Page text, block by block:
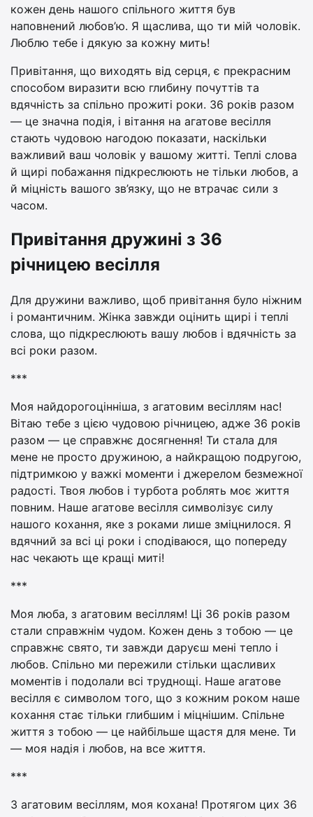
кожен день нашого спільного життя був
наповнений любов’ю. Я щаслива, що ти мій чоловік.
Люблю тебе і дякую за кожну мить!
Привітання, що виходять від серця, є прекрасним
способом виразити всю глибину почуттів та
вдячність за спільно прожиті роки. 36 років разом
— це значна подія, і вітання на агатове весілля
стають чудовою нагодою показати, наскільки
важливий ваш чоловік у вашому житті. Теплі слова
й щирі побажання підкреслюють не тільки любов, а
й міцність вашого зв’язку, що не втрачає сили з
часом.
Привітання дружині з 36
річницею весілля
Для дружини важливо, щоб привітання було ніжним
і романтичним. Жінка завжди оцінить щирі і теплі
слова, що підкреслюють вашу любов і вдячність за
всі роки разом.
***
Моя найдорогоцінніша, з агатовим весіллям нас!
Вітаю тебе з цією чудовою річницею, адже 36 років
разом — це справжнє досягнення! Ти стала для
мене не просто дружиною, а найкращою подругою,
підтримкою у важкі моменти і джерелом безмежної
радості. Твоя любов і турбота роблять моє життя
повним. Наше агатове весілля символізує силу
нашого кохання, яке з роками лише зміцнилося. Я
вдячний за всі ці роки і сподіваюся, що попереду
нас чекають ще кращі миті!
***
Моя люба, з агатовим весіллям! Ці 36 років разом
стали справжнім чудом. Кожен день з тобою — це
справжнє свято, ти завжди даруєш мені тепло і
любов. Спільно ми пережили стільки щасливих
моментів і подолали всі труднощі. Наше агатове
весілля є символом того, що з кожним роком наше
кохання стає тільки глибшим і міцнішим. Спільне
життя з тобою — це найбільше щастя для мене. Ти
— моя надія і любов, на все життя.
***
З агатовим весіллям, моя кохана! Протягом цих 36